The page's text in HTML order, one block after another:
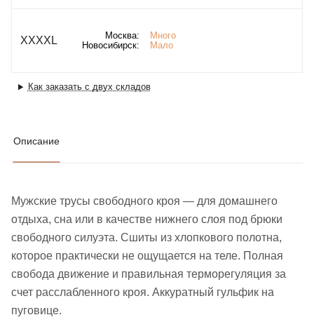
XXXXL Москва:
Много
Новосибирск:
Мало
Как заказать с двух складов
Описание
Мужские трусы свободного кроя — для домашнего
отдыха, сна или в качестве нижнего слоя под брюки
свободного силуэта. Сшиты из хлопкового полотна,
которое практически не ощущается на теле. Полная
свобода движение и правильная терморегуляция за
счет расслабленного кроя. Аккуратный гульфик на
пуговице.